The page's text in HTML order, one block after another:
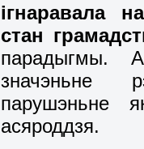
ігнаравала
стан
парадыгмы.
значэньне
парушэньне
асяроддзя.